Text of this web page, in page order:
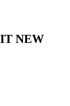
NEW